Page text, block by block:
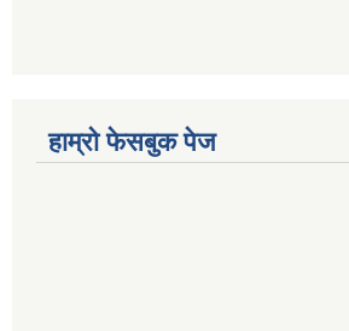
हाम्रो फेसबुक पेज